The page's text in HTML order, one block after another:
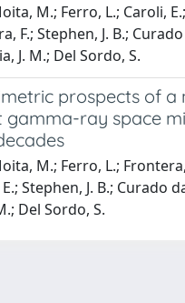
M.; Ferro, L.; Caroli,
F.; Stephen, J. B.;
J. M.; Del Sordo, S.
prospects of a
gamma-ray space
M.; Ferro, L.;
Stephen, J. B.; Curado
Del Sordo, S.